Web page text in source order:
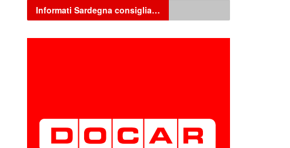
Informati Sardegna consiglia…